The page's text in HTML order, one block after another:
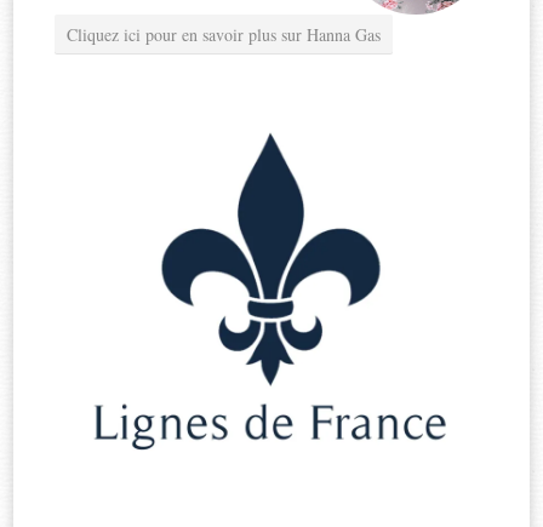
Cliquez ici pour en savoir plus sur Hanna Gas